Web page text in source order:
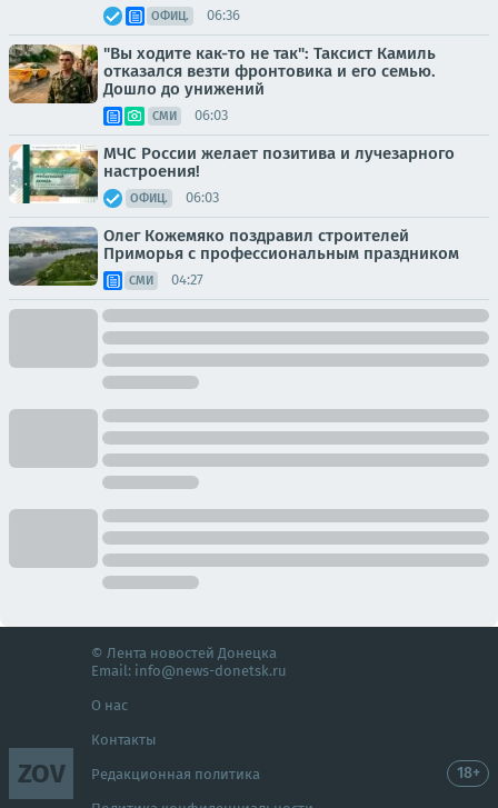
ОФИЦ. 06:36
"Вы ходите как-то не так": Таксист Камиль
отказался везти фронтовика и его семью.
Дошло до унижений
СМИ 06:03
МЧС России желает позитива и лучезарного
настроения!
ОФИЦ. 06:03
Олег Кожемяко поздравил строителей
Приморья с профессиональным праздником
СМИ 04:27
ZOV
© Лента новостей Донецка
Email: info@news-donetsk.ru
О нас
Контакты
Редакционная политика 18+